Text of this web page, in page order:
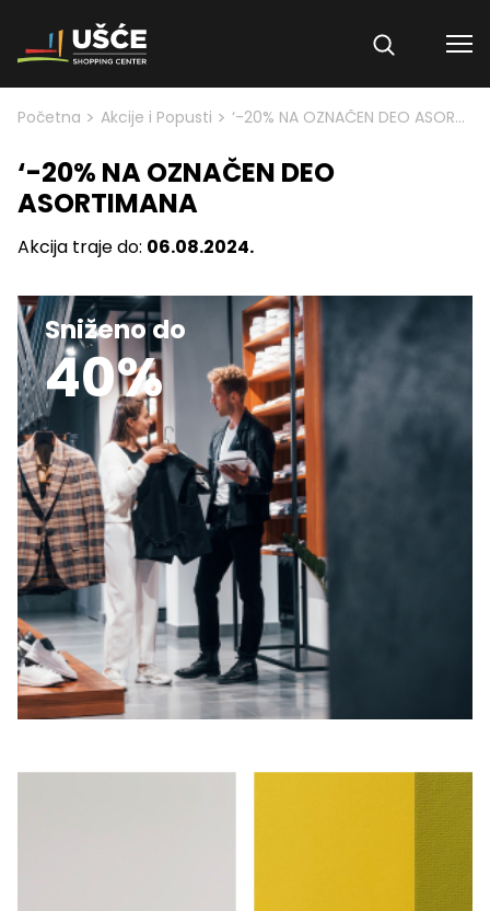
Skip to content
Početna > Akcije i Popusti > ‘-20% NA OZNAČEN DEO ASORTIMANA
‘-20% NA OZNAČEN DEO
ASORTIMANA
Akcija traje do: 06.08.2024.
Sniženo do
40%